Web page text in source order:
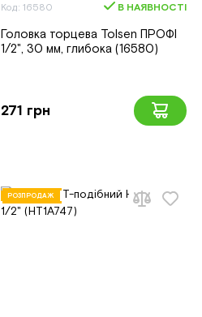
Код: 16580 В НАЯВНОСТІ
Головка торцева Tolsen ПРОФІ
1/2", 30 мм, глибока (16580)
271 грн
РОЗПРОДАЖ